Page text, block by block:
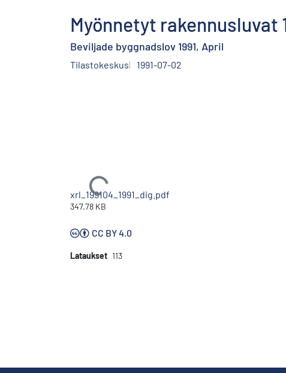
Myönnetyt rakennusluvat
Beviljade byggnadslov 1991, April
Tilastokeskus 1991-07-02
Ladataan...
xrl_199104_1991_dig.pdf
347.78 KB
CC BY 4.0
Lataukset 113